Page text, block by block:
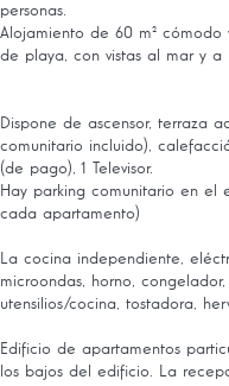
personas.
Alojamiento de 60 m² cómodo
de playa, con vistas al mar y a
Dispone de ascensor, terraza
comunitario incluido),
(de pago), 1 Televisor.
Hay parking comunitario en el
cada apartamento)
La cocina independiente,
microondas, horno,
utensilios/cocina, tostadora,
Edificio de apartamentos
los bajos del edificio. La